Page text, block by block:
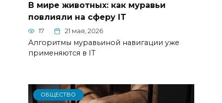
В мире животных: как муравьи
повлияли на сферу IT
17 21 мая, 2026
Алгоритмы муравьиной навигации уже
применяются в IT
ОБЩЕСТВО